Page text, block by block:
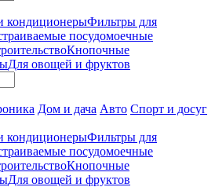
кондиционерыФильтры для
посудомоечные
Кнопочные
Для овощей и фруктов
Дом и дача Авто Спорт и досуг
кондиционерыФильтры для
посудомоечные
Кнопочные
Для овощей и фруктов